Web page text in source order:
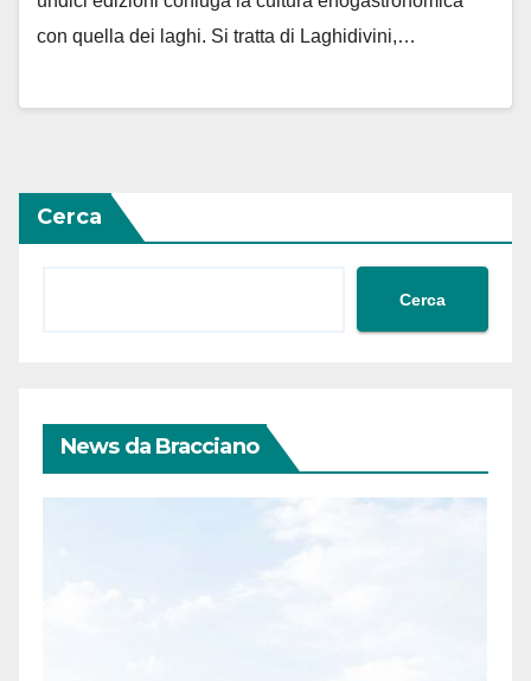
con quella dei laghi. Si tratta di Laghidivini,…
Cerca
Cerca
News da Bracciano